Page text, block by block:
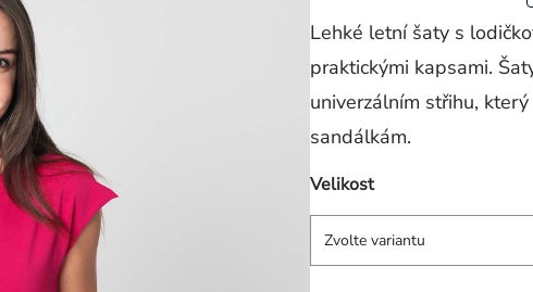
Velikost
Lehké letní šaty s
praktickými kapsami.
univerzálním střihu,
sandálkám.